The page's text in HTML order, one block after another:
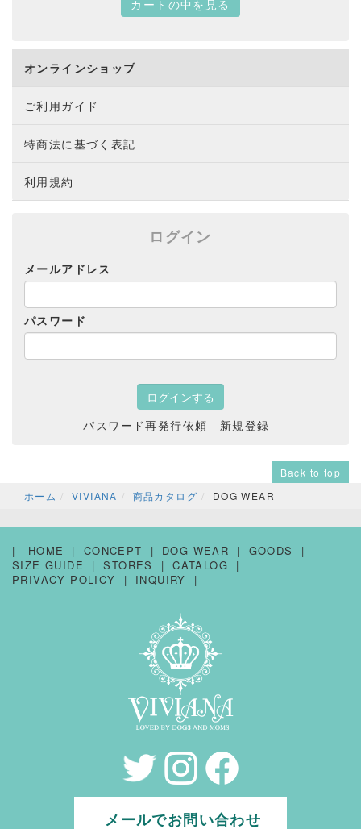
カートの中を見る
オンラインショップ
ご利用ガイド
特商法に基づく表記
利用規約
ログイン
メールアドレス
パスワード
パスワード再発行依頼 新規登録
Back to top
ホーム
VIVIANA 商品カタログ DOG WEAR
HOME CONCEPT DOG WEAR
GOODS
SIZE GUIDE
STORES
CATALOG
PRIVACY POLICY
INQUIRY
メールでお問い合わせ